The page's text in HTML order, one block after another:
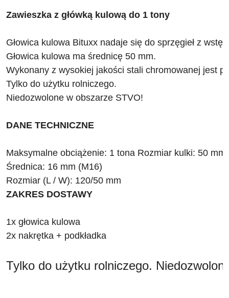
Zawieszka z główką kulową do 1 tony
Głowica kulowa Bituxx nadaje się do sprzęgieł z
Głowica kulowa ma średnicę 50 mm.
Wykonany z wysokiej jakości stali chromowanej jest
Tylko do użytku rolniczego.
Niedozwolone w obszarze STVO!
DANE TECHNICZNE
Maksymalne obciążenie: 1 tona Rozmiar kulki: 50 mm
Średnica: 16 mm (M16)
Rozmiar (L / W): 120/50 mm
ZAKRES DOSTAWY
1x głowica kulowa
2x nakrętka + podkładka
Tylko do użytku rolniczego.